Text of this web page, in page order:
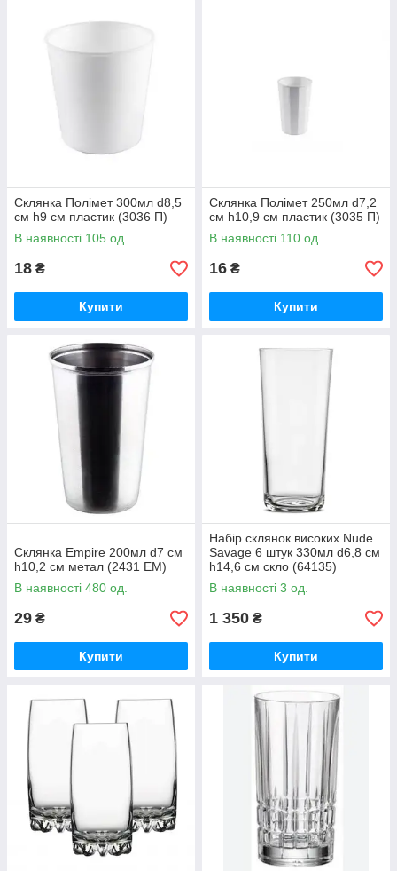
Склянка Полімет 300мл d8,5
см h9 см пластик (3036 П)
В наявності 105 од.
18 ₴
Купити
Склянка Полімет 250мл d7,2
см h10,9 см пластик (3035 П)
В наявності 110 од.
16 ₴
Купити
Склянка Empire 200мл d7 см
h10,2 см метал (2431 EM)
В наявності 480 од.
29 ₴
Купити
Набір склянок високих Nude
Savage 6 штук 330мл d6,8 см
h14,6 см скло (64135)
В наявності 3 од.
1 350 ₴
Купити